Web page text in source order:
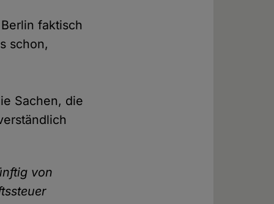
faktisch
schon,
Sachen, die
von